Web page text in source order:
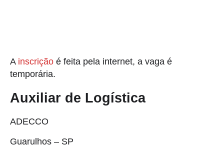
A inscrição é feita pela internet, a vaga é
temporária.
Auxiliar de Logística
ADECCO
Guarulhos – SP